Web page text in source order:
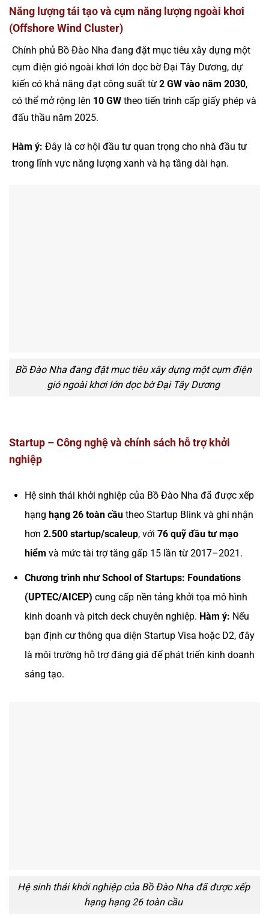
Năng lượng tái tạo và cụm năng lượng ngoài khơi
(Offshore Wind Cluster)
Chính phủ Bồ Đào Nha đang đặt mục tiêu xây dựng một
cụm điện gió ngoài khơi lớn dọc bờ Đại Tây Dương, dự
kiến có khả năng đạt công suất từ 2 GW vào năm 2030,
có thể mở rộng lên 10 GW theo tiến trình cấp giấy phép và
đấu thầu năm 2025.
Hàm ý: Đây là cơ hội đầu tư quan trọng cho nhà đầu tư
trong lĩnh vực năng lượng xanh và hạ tầng dài hạn.
Bồ Đào Nha đang đặt mục tiêu xây dựng một cụm điện
gió ngoài khơi lớn dọc bờ Đại Tây Dương
Startup – Công nghệ và chính sách hỗ trợ khởi
nghiệp
Hệ sinh thái khởi nghiệp của Bồ Đào Nha đã được xếp
hạng hạng 26 toàn cầutheo Startup Blink và ghi nhận
hơn 2.500 startup/scaleup, với 76 quỹ đầu tư mạo
hiểm và mức tài trợ tăng gấp 15 lần từ 2017–2021.
Chương trình như School of Startups: Foundations
(UPTEC/AICEP) cung cấp nền tảng khởi tọa mô hình
kinh doanh và pitch deck chuyên nghiệp. Hàm ý: Nếu
bạn định cư thông qua diện Startup Visa hoặc D2, đây
là môi trường hỗ trợ đáng giá để phát triển kinh doanh
sáng tạo.
Hệ sinh thái khởi nghiệp của Bồ Đào Nha đã được xếp
hạng hạng 26 toàn cầu